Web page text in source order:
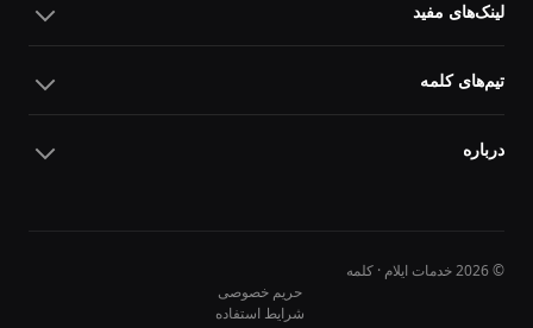
لینک‌های مفید
تیم‌های کلمه
درباره
© 2026 خدمات ایلام · کلمه
حریم خصوصی
شرایط استفاده